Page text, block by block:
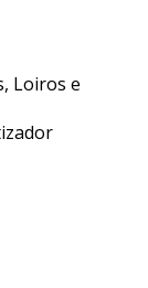
Loiros e